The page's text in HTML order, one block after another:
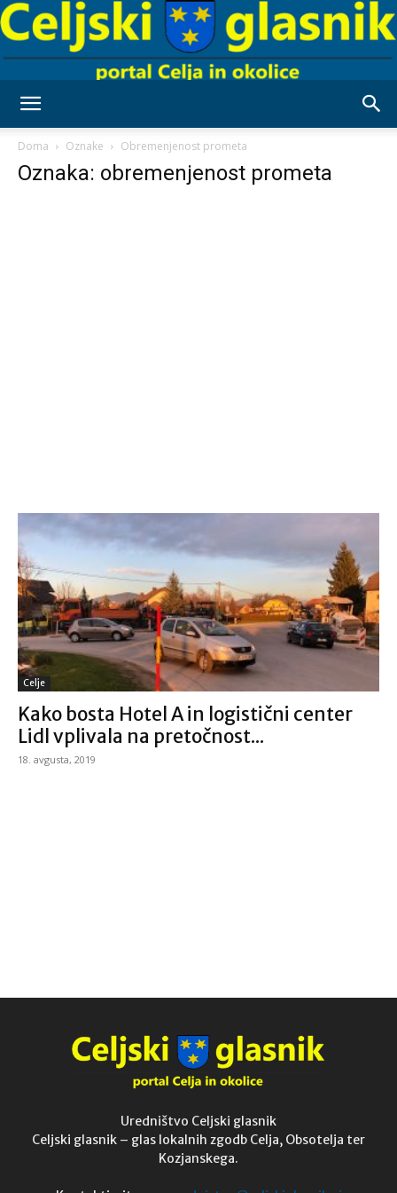
Doma Oznake Obremenjenost prometa
Oznaka: obremenjenost prometa
Celje
Kako bosta Hotel A in logistični center
Lidl vplivala na pretočnost...
18. avgusta, 2019
Uredništvo Celjski glasnik
Celjski glasnik – glas lokalnih zgodb Celja, Obsotelja ter
Kozjanskega.